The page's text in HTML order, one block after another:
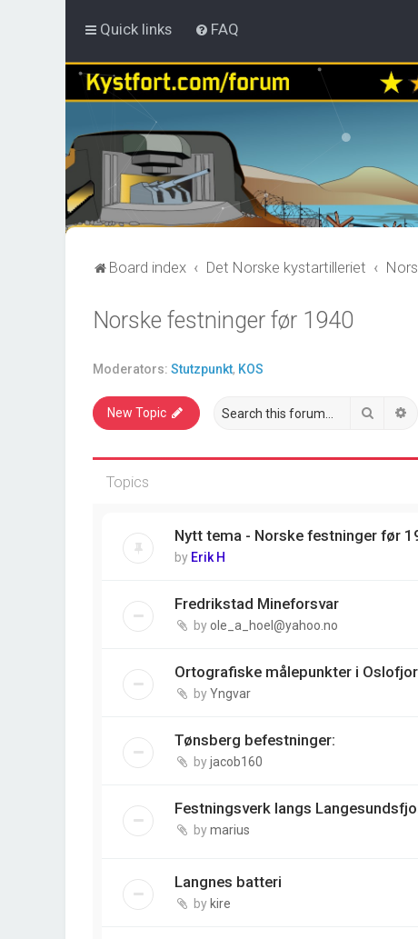
Quick links FAQ
Board index Det Norske kystartilleriet
Norske festninger før 1940
Moderators: Stutzpunkt, KOS
New Topic Search
Topics
Nytt tema - Norske festninger før
by Erik H
Fredrikstad Mineforsvar
byole_a_hoel@yahoo.no
Ortografiske målepunkter i
byYngvar
Tønsberg befestninger:
byjacob160
Festningsverk langs
bymarius
Langnes batteri
by kire